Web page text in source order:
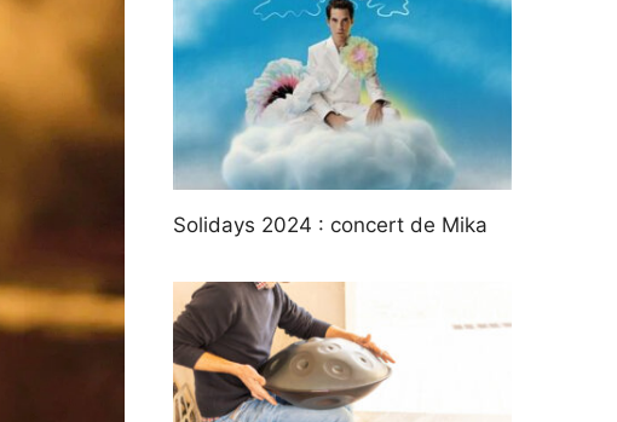
Solidays 2024 : concert de Mika